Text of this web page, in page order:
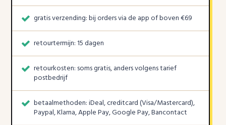
gratis verzending: bij orders via de app of boven €69
retourtermijn: 15 dagen
retourkosten: soms gratis, anders volgens tarief
postbedrijf
betaalmethoden: iDeal, creditcard (Visa/Mastercard),
Paypal, Klarna, Apple Pay, Google Pay, Bancontact